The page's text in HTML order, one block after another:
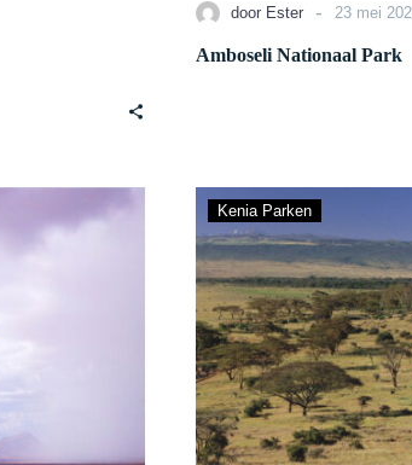
door Ester - 23 mei
Amboseli Nationaal Park
Kenia Parken